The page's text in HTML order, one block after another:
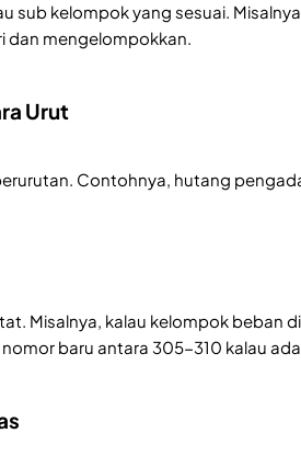
sub kelompok yang sesuai.
dan mengelompokkan.
Urut
Contohnya, hutang
Misalnya, kalau kelompok beban
baru antara 305-310 kalau